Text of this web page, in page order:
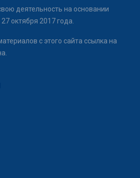
деятельность на основании
октября 2017 года.
с этого сайта ссылка на